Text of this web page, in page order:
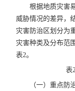
根据地质灾害
威胁情况的差异，
灾害防治区划分为
灾害种类及分布范
表2。
表
（一）重点防